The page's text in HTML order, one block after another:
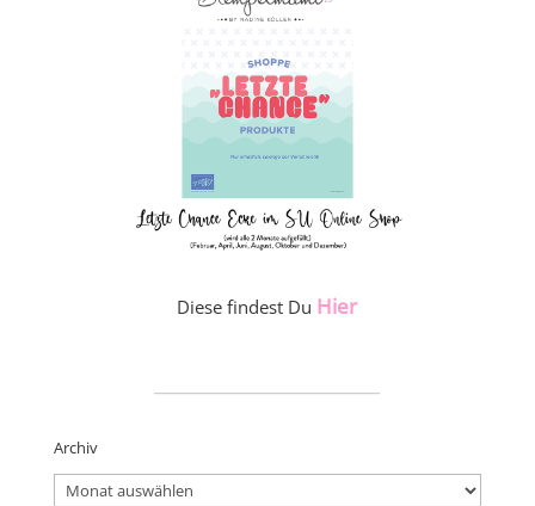
Diese findest Du Hier
Archiv
Archiv